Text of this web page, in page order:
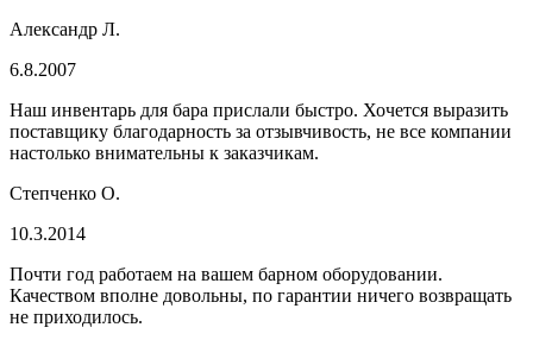
Александр Л.
6.8.2007
Наш инвентарь для бара прислали быстро. Хочется выразить
поставщику благодарность за отзывчивость, не все компании
настолько внимательны к заказчикам.
Степченко О.
10.3.2014
Почти год работаем на вашем барном оборудовании.
Качеством вполне довольны, по гарантии ничего возвращать
не приходилось.